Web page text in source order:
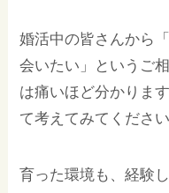
婚活中の皆さんから
会いたい」というご
は痛いほど分かりま
て考えてみてください
育った環境も、経験